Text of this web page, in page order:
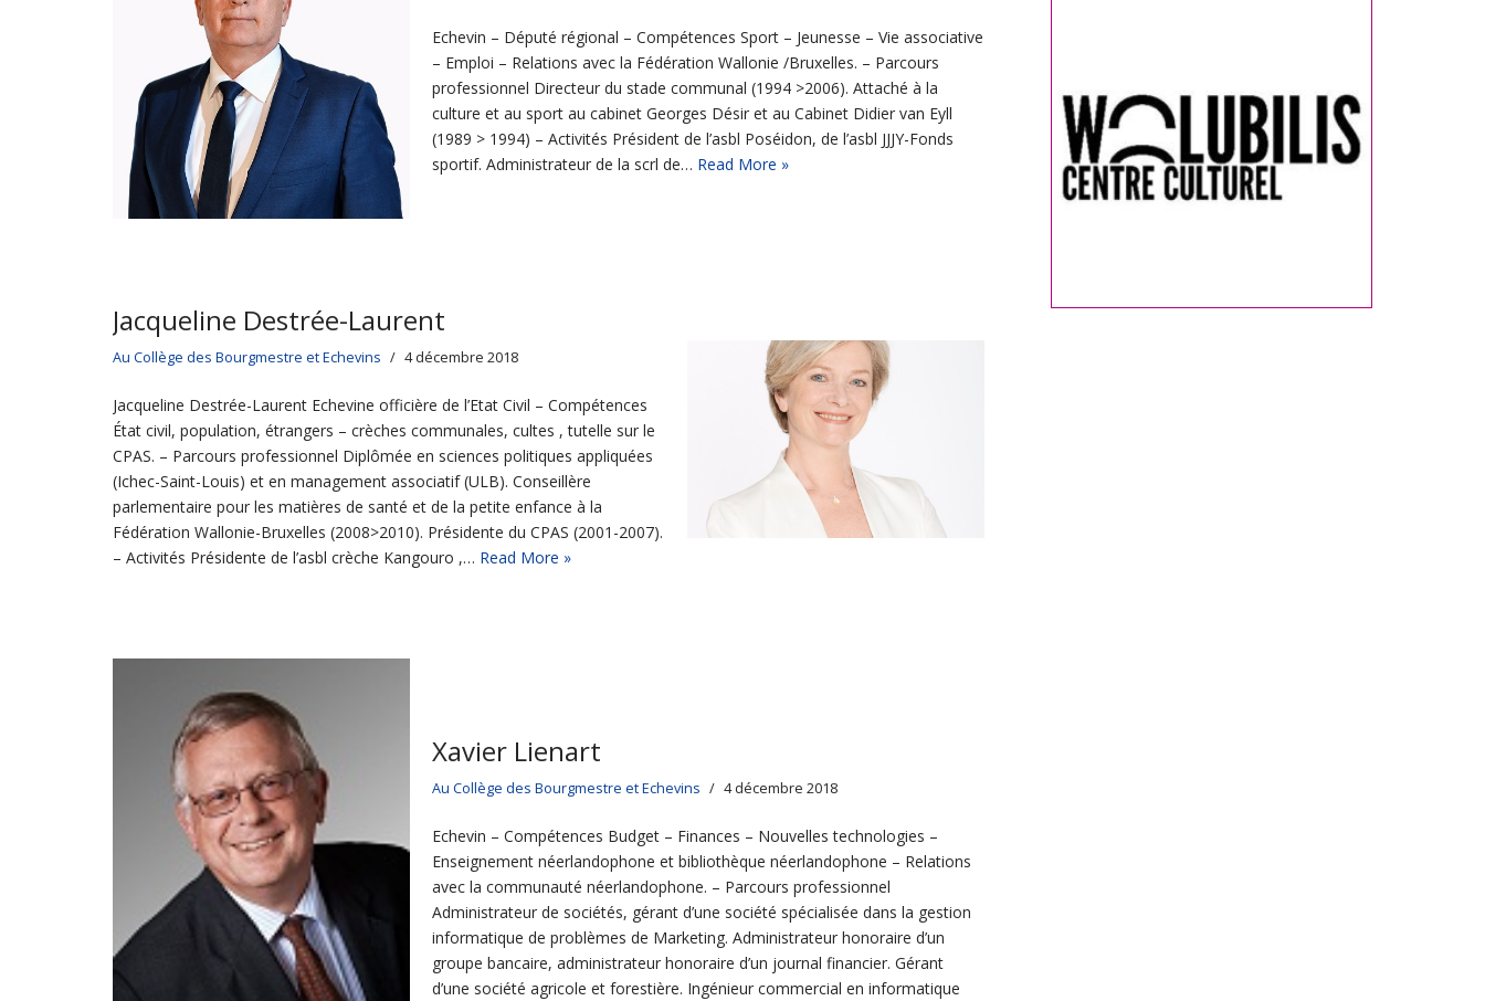
Echevin – Député régional – Compétences Sport – Jeunesse – Vie associative
– Emploi – Relations avec la Fédération Wallonie /Bruxelles. – Parcours
professionnel Directeur du stade communal (1994 >2006). Attaché à la
culture et au sport au cabinet Georges Désir et au Cabinet Didier van Eyll
(1989 > 1994) – Activités Président de l’asbl Poséidon, de l’asbl JJJY-Fonds
sportif. Administrateur de la scrl de… Read More »
Jacqueline Destrée-Laurent
Au Collège des Bourgmestre et Echevins 4 décembre 2018
Jacqueline Destrée-Laurent Echevine officière de l’Etat Civil – Compétences
État civil, population, étrangers – crèches communales, cultes , tutelle sur le
CPAS. – Parcours professionnel Diplômée en sciences politiques appliquées
(Ichec-Saint-Louis) et en management associatif (ULB). Conseillère
parlementaire pour les matières de santé et de la petite enfance à la
Fédération Wallonie-Bruxelles (2008>2010). Présidente du CPAS (2001-2007).
– Activités Présidente de l’asbl crèche Kangouro ,… Read More »
Xavier Lienart
Au Collège des Bourgmestre et Echevins 4 décembre 2018
Echevin – Compétences Budget – Finances – Nouvelles technologies –
Enseignement néerlandophone et bibliothèque néerlandophone – Relations
avec la communauté néerlandophone. – Parcours professionnel
Administrateur de sociétés, gérant d’une société spécialisée dans la gestion
informatique de problèmes de Marketing. Administrateur honoraire d’un
groupe bancaire, administrateur honoraire d’un journal financier. Gérant
d’une société agricole et forestière. Ingénieur commercial en informatique